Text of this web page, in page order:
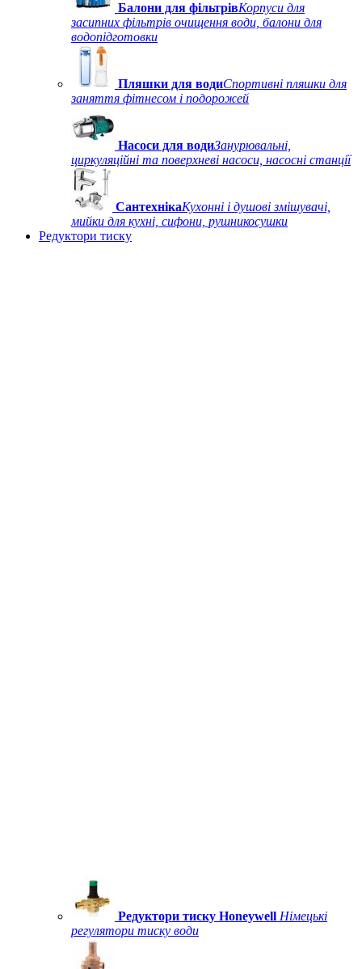
Балони для фільтрівКорпуси для
засипних фільтрів очищення води, балони для
водопідготовки
Пляшки для водиСпортивні пляшки для
заняття фітнесом і подорожей
Насоси для водиЗанурювальні,
циркуляційні та поверхневі насоси, насосні станції
СантехнікаКухонні і душові змішувачі,
мийки для кухні, сифони, рушникосушки
Редуктори тиску
Редуктори тиску Honeywell Німецькі
регулятори тиску води